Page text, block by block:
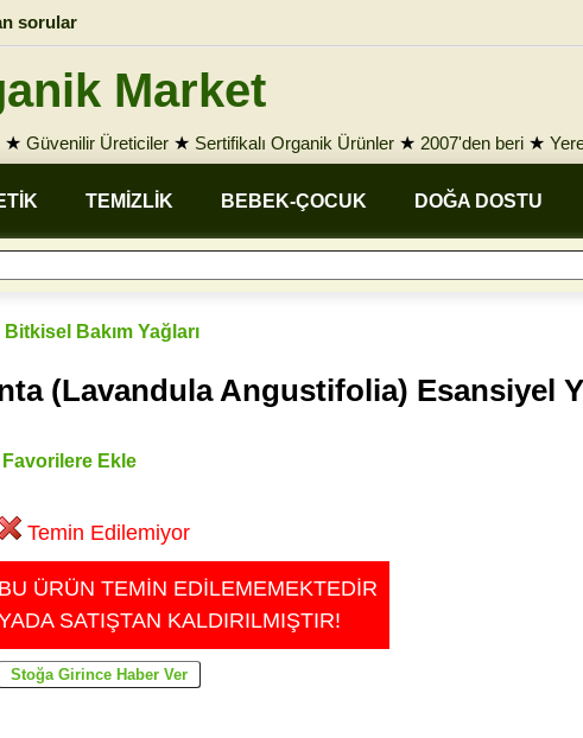
sorular
Market
★ Güvenilir Üreticiler ★ Sertifikalı Organik Ürünler ★ 2007'den beri ★
TEMİZLİK BEBEK-ÇOCUK DOĞA DOSTU
Bakım Yağları
(Lavandula Angustifolia) Esansiyel
Ekle
Temin Edilemiyor
BU ÜRÜN TEMİN EDİLEMEMEKTEDİR
SATIŞTAN KALDIRILMIŞTIR!